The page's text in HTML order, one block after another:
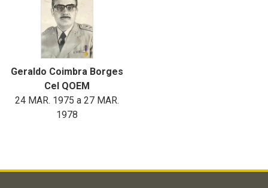
Geraldo Coimbra Borges
Cel QOEM
24 MAR. 1975 a 27 MAR.
1978